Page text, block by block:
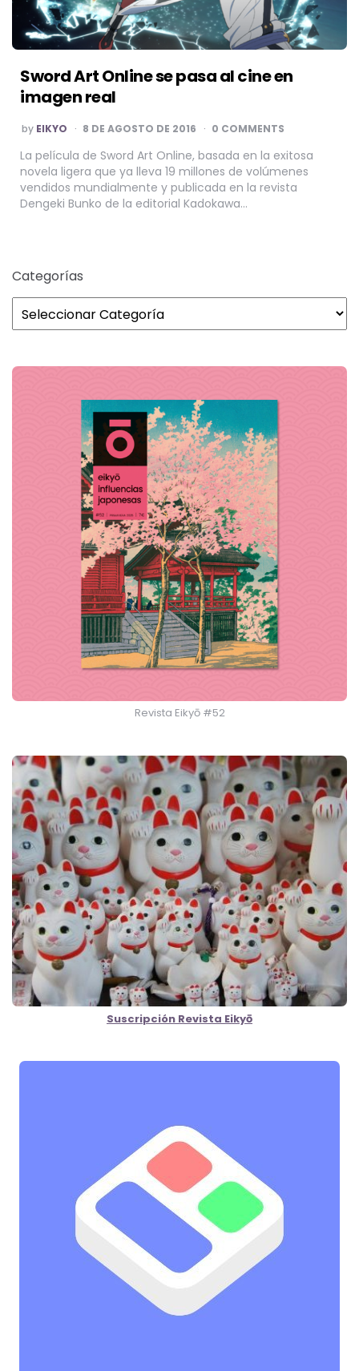
Sword Art Online se pasa al cine en
imagen real
POSTED
BY
by EIKYO 8 DE AGOSTO DE 2016 0 COMMENTS
La película de Sword Art Online, basada en la exitosa
novela ligera que ya lleva 19 millones de volúmenes
vendidos mundialmente y publicada en la revista
Dengeki Bunko de la editorial Kadokawa…
Categorías
Revista Eikyō #52
Suscripción Revista Eikyō